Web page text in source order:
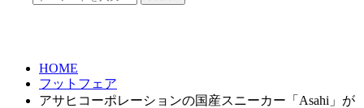
HOME
フットフェア
アサヒコーポレーションの国産スニーカー「Asahi」が